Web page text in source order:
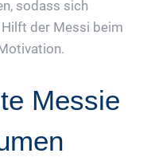
sodass sich
der Messi beim
Messie